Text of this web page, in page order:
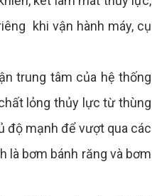
khi vận hành máy, cụ
trung tâm của hệ thống
lỏng thủy lực từ thùng
độ mạnh để vượt qua các
là bơm bánh răng và bơm